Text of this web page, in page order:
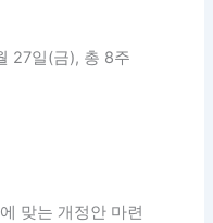
27일(금), 총 8주
맞는 개정안 마련